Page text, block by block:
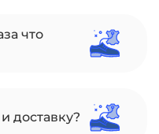
что
доставку?